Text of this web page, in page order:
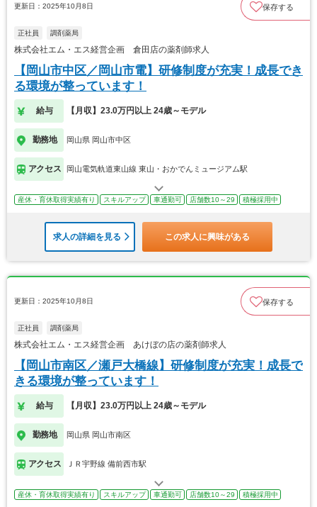
更新日：2025年10月8日 保存する
正社員 調剤薬局
株式会社エム・エス経営企画 倉田店の薬剤師求人
【岡山市中区／岡山市電】研修制度が充実！成長でき
る環境が整っています！
給与 【月収】23.0万円以上 24歳～モデル
勤務地 岡山県 岡山市中区
アクセス 岡山電気軌道東山線 東山・おかでんミュージアム駅
産休・育休取得実績有り スキルアップ 車通勤可 店舗数10～29 積極採用中
求人の詳細を見る この求人に興味がある
更新日：2025年10月8日 保存する
正社員 調剤薬局
株式会社エム・エス経営企画 あけぼの店の薬剤師求人
【岡山市南区／瀬戸大橋線】研修制度が充実！成長で
きる環境が整っています！
給与 【月収】23.0万円以上 24歳～モデル
勤務地 岡山県 岡山市南区
アクセス ＪＲ宇野線 備前西市駅
産休・育休取得実績有り スキルアップ 車通勤可 店舗数10～29 積極採用中